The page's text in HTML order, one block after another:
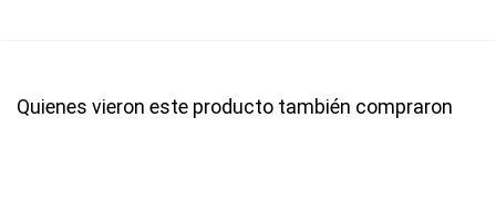
Quienes vieron este producto también compraron